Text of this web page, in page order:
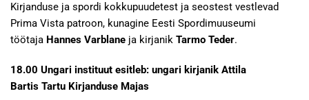
Kirjanduse ja spordi kokkupuudetest ja seostest vestlevad
Prima Vista patroon, kunagine Eesti Spordimuuseumi
töötaja Hannes Varblane ja kirjanik Tarmo Teder.
18.00 Ungari instituut esitleb: ungari kirjanik Attila
Bartis Tartu Kirjanduse Majas